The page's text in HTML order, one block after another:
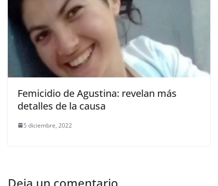
Femicidio de Agustina: revelan más
detalles de la causa
5 diciembre, 2022
Deja un comentario